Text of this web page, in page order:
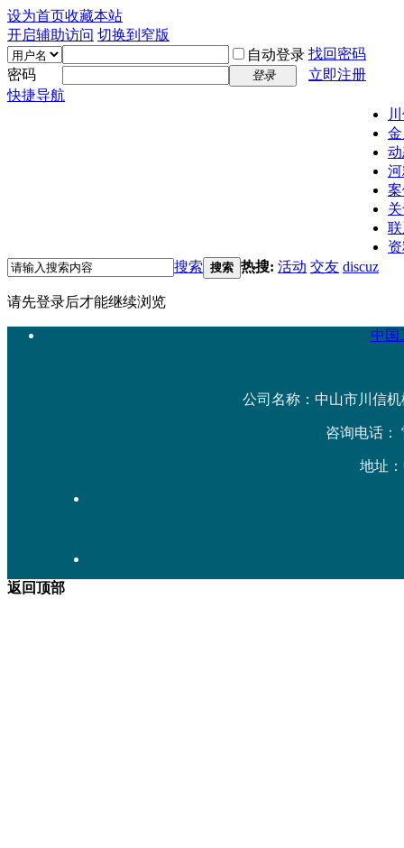
设为首页收藏本站
开启辅助访问 切换到窄版
自动登录 找回密码
密码
登录
立即注册
快捷导航
搜索 搜索 热搜: 活动 交友 discuz
请先登录后才能继续浏览
中国
公司名称：中山市川信机
咨询电话：
地址
返回顶部